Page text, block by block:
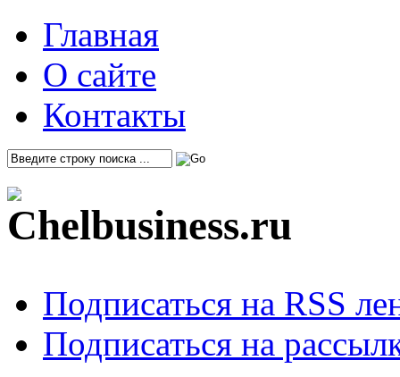
Главная
О сайте
Контакты
Подписаться на RSS
Подписаться на